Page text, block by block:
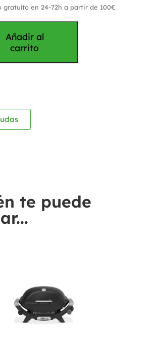
gratuíto en 24-72h a partir de 100€
Añadir al
carrito
te puede